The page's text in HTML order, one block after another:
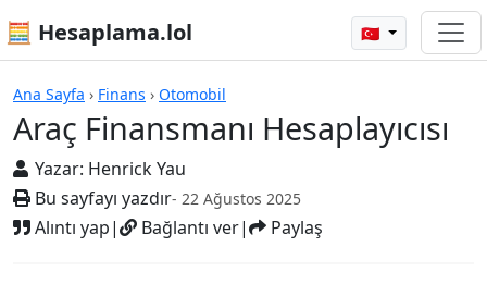
🧮 Hesaplama.lol 🇹🇷
Ana Sayfa › Finans › Otomobil
Araç Finansmanı Hesaplayıcısı
Yazar: Henrick Yau
Bu sayfayı yazdır- 22 Ağustos 2025
Alıntı yap| Bağlantı ver| Paylaş
Araç Finansmanı Hesaplayıcısı